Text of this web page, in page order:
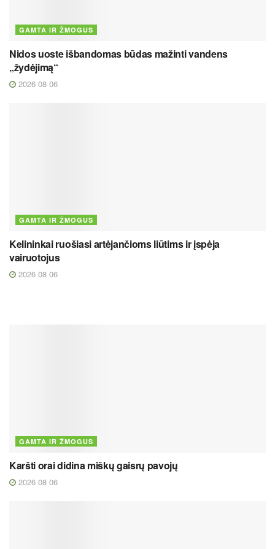
GAMTA IR ŽMOGUS
Nidos uoste išbandomas būdas mažinti vandens
„žydėjimą“
2026 08 06
GAMTA IR ŽMOGUS
Kelininkai ruošiasi artėjančioms liūtims ir įspėja
vairuotojus
2026 08 06
GAMTA IR ŽMOGUS
Karšti orai didina miškų gaisrų pavojų
2026 08 06